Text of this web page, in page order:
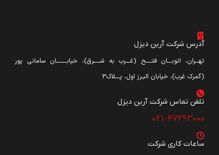
آدرس شرکت آرین دیزل
تهــران، اتوبـــان فتــــح (غـــرب به شــــرق)، خیابـــــــان سامانی پور
(گمرک غرب)، خیابان البـرز اول، پـــلاک3
تلفن تماس شرکت آرین دیزل​
021-47293000
ساعات کاری شرکت